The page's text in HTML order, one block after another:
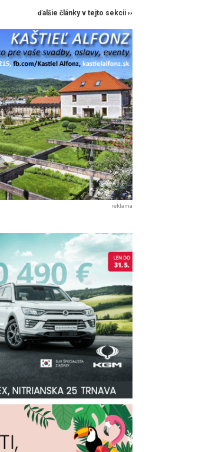
ďalšie články v tejto sekcii ››
reklama